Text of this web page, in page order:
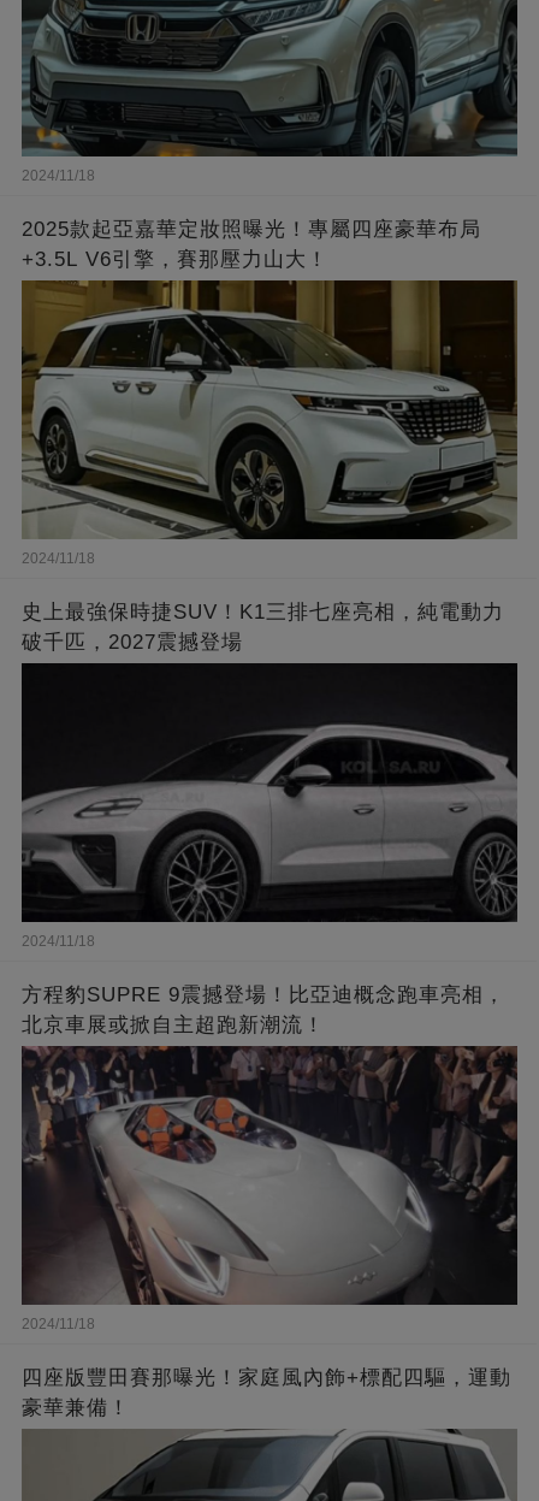
2024/11/18
2025款起亞嘉華定妝照曝光！專屬四座豪華布局
+3.5L V6引擎，賽那壓力山大！
2024/11/18
史上最強保時捷SUV！K1三排七座亮相，純電動力
破千匹，2027震撼登場
2024/11/18
方程豹SUPRE 9震撼登場！比亞迪概念跑車亮相，
北京車展或掀自主超跑新潮流！
2024/11/18
四座版豐田賽那曝光！家庭風內飾+標配四驅，運動
豪華兼備！